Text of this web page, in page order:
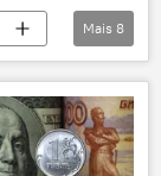
Mais 8